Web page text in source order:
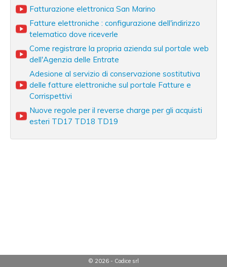
Fatturazione elettronica San Marino
Fatture elettroniche : configurazione dell'indirizzo
telematico dove riceverle
Come registrare la propria azienda sul portale web
dell'Agenzia delle Entrate
Adesione al servizio di conservazione sostitutiva
delle fatture elettroniche sul portale Fatture e
Corrispettivi
Nuove regole per il reverse charge per gli acquisti
esteri TD17 TD18 TD19
© 2026 - Codice srl